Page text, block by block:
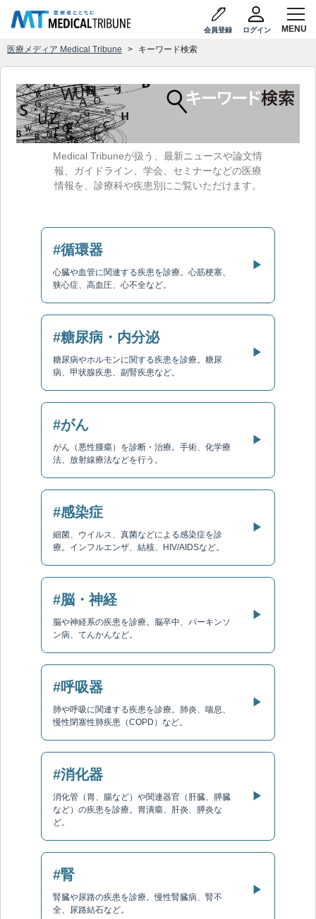
会員登録 ログイン
医療メディア Medical Tribune キーワード検索
Medical Tribuneが扱う、最新ニュースや論文情
報、ガイドライン、学会、セミナーなどの医療
情報を、診療科や疾患別にご覧いただけます。
#循環器
心臓や血管に関連する疾患を診療。心筋梗塞、
狭心症、高血圧、心不全など。
▶
#糖尿病・内分泌
糖尿病やホルモンに関する疾患を診療。糖尿
病、甲状腺疾患、副腎疾患など。
▶
#がん
がん（悪性腫瘍）を診断・治療。手術、化学療
法、放射線療法などを行う。
▶
#感染症
細菌、ウイルス、真菌などによる感染症を診
療。インフルエンザ、結核、HIV/AIDSなど。
▶
#脳・神経
脳や神経系の疾患を診療。脳卒中、パーキンソ
ン病、てんかんなど。
▶
#呼吸器
肺や呼吸に関連する疾患を診療。肺炎、喘息、
慢性閉塞性肺疾患（COPD）など。
▶
#消化器
消化管（胃、腸など）や関連器官（肝臓、膵臓
など）の疾患を診療。胃潰瘍、肝炎、膵炎な
ど。
▶
#腎
腎臓や尿路の疾患を診療。慢性腎臓病、腎不
全、尿路結石など。
▶